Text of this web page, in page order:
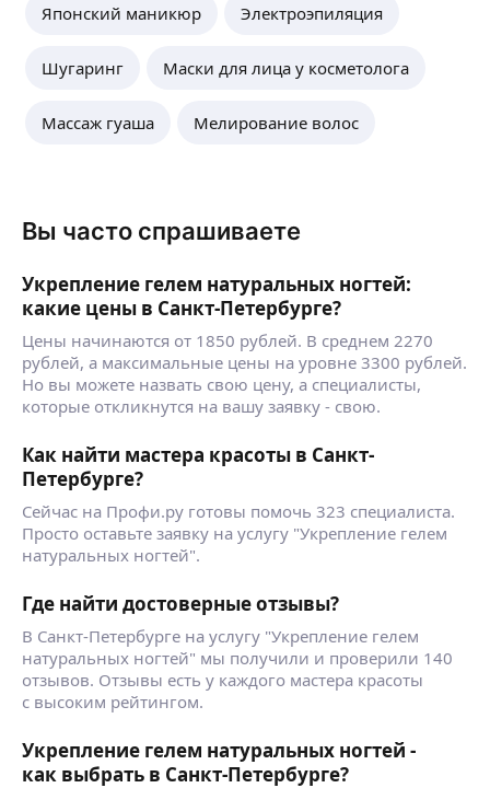
Японский маникюр Электроэпиляция
Шугаринг Маски для лица у косметолога
Массаж гуаша Мелирование волос
Вы часто спрашиваете
Укрепление гелем натуральных ногтей:
какие цены в Санкт-Петербурге?
Цены начинаются от 1850 рублей. В среднем 2270
рублей, а максимальные цены на уровне 3300 рублей.
Но вы можете назвать свою цену, а специалисты,
которые откликнутся на вашу заявку - свою.
Как найти мастера красоты в Санкт-
Петербурге?
Сейчас на Профи.ру готовы помочь 323 специалиста.
Просто оставьте заявку на услугу "Укрепление гелем
натуральных ногтей".
Где найти достоверные отзывы?
В Санкт-Петербурге на услугу "Укрепление гелем
натуральных ногтей" мы получили и проверили 140
отзывов. Отзывы есть у каждого мастера красоты
с высоким рейтингом.
Укрепление гелем натуральных ногтей -
как выбрать в Санкт-Петербурге?